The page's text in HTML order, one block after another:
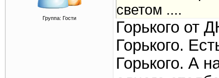
Группа: Гости
светом ....
Горького от
Горького.
Горького. А